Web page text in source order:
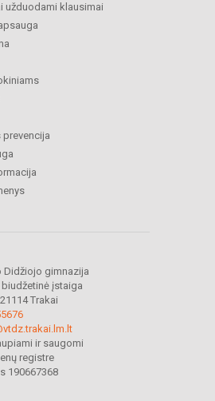
užduodami klausimai
Didžiojo gimnazija
įstaiga
Trakai
ir saugomi
registre
190667368